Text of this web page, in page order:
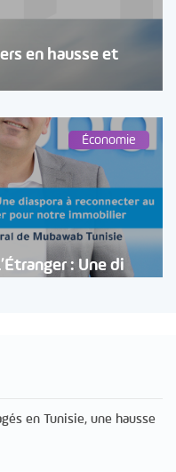
en hausse et
Économie
: Une di
en Tunisie, une hausse